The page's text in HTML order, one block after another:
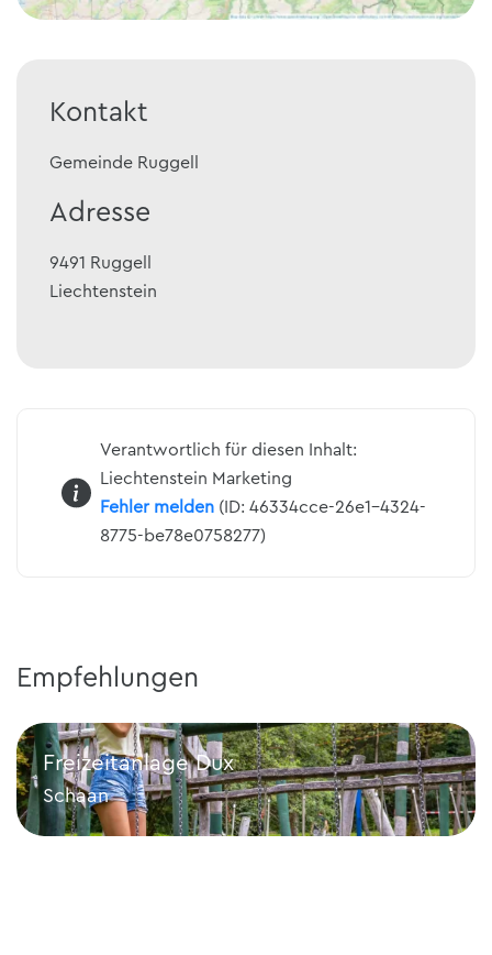
Kontakt
Gemeinde Ruggell
Adresse
9491 Ruggell
Liechtenstein
Verantwortlich für diesen Inhalt:
Liechtenstein Marketing
Fehler melden(ID: 46334cce-26e1-4324-
8775-be78e0758277)
Empfehlungen
Freizeitanlage Dux
Schaan
Freizeitanlage Dux